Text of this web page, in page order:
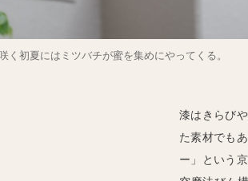
く初夏にはミツバチが蜜を集めにやってくる。
漆はきらび
た素材でも
ー」という